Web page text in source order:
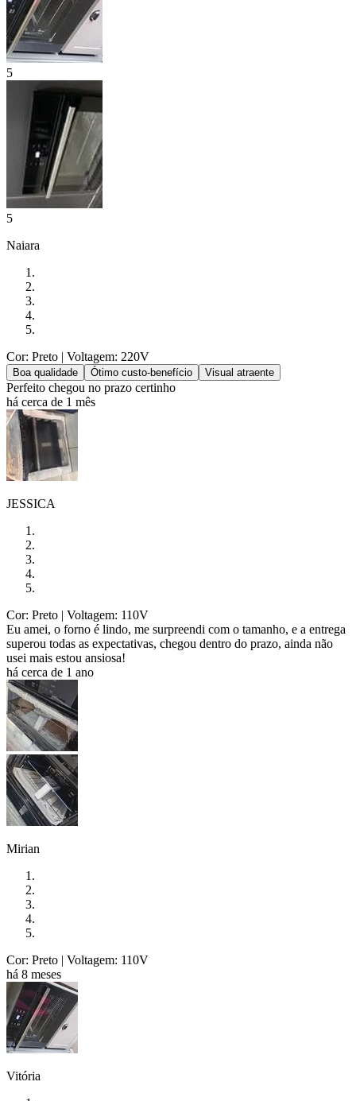
5
5
Naiara
Cor: Preto | Voltagem: 220V
Boa qualidade Ótimo custo-benefício Visual atraente
Perfeito chegou no prazo certinho
há cerca de 1 mês
JESSICA
Cor: Preto | Voltagem: 110V
Eu amei, o forno é lindo, me surpreendi com o tamanho, e a entrega
superou todas as expectativas, chegou dentro do prazo, ainda não
usei mais estou ansiosa!
há cerca de 1 ano
Mirian
Cor: Preto | Voltagem: 110V
há 8 meses
Vitória